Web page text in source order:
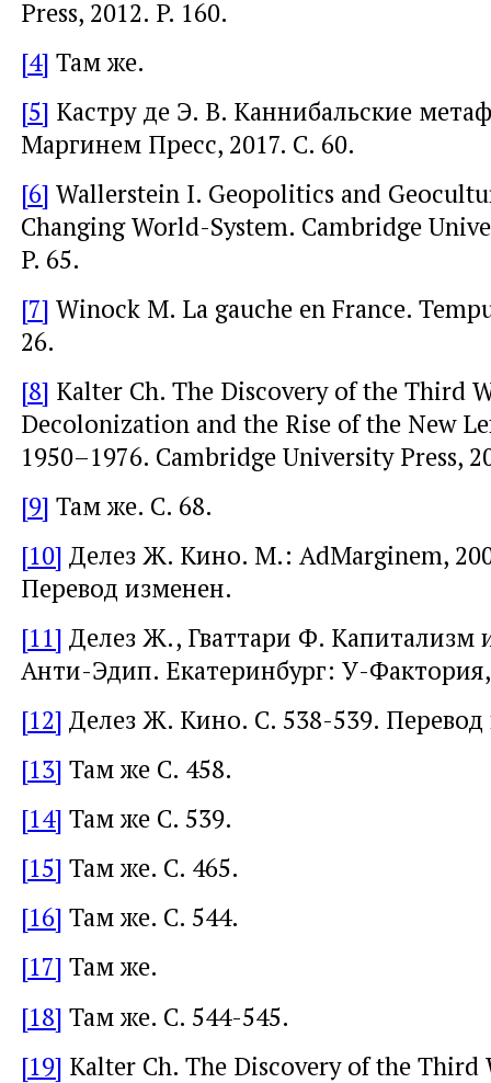
Press, 2012. P. 160.
[4] Там же.
[5] Кастру де Э. В. Каннибальские
Маргинем Пресс, 2017. С. 60.
[6] Wallerstein I. Geopolitics and
Changing World-System. Cambridge
P. 65.
[7] Winock M. La gauche en France.
26.
[8] Kalter Ch. The Discovery of the Third
Decolonization and the Rise of the New
1950–1976. Cambridge University Press,
[9] Там же. С. 68.
[10] Делез Ж. Кино. М.: AdMarginem,
Перевод изменен.
[11] Делез Ж., Гваттари Ф. Капитализм
Анти-Эдип. Екатеринбург: У-Фактория,
[12] Делез Ж. Кино. С. 538-539.
[13] Там же С. 458.
[14] Там же С. 539.
[15] Там же. С. 465.
[16] Там же. С. 544.
[17] Там же.
[18] Там же. С. 544-545.
[19] Kalter Ch. The Discovery of the Third